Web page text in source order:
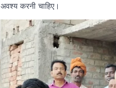
करनी चाहिए।